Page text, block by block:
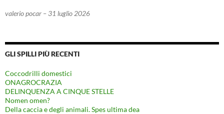
valerio pocar – 31 luglio 2026
GLI SPILLI PIÙ RECENTI
Coccodrilli domestici
ONAGROCRAZIA
DELINQUENZA A CINQUE STELLE
Nomen omen?
Della caccia e degli animali. Spes ultima dea